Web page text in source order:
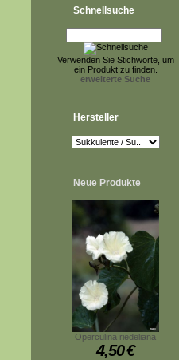
Schnellsuche
Verwenden Sie Stichworte, um
ein Produkt zu finden.
erweiterte Suche
Hersteller
Neue Produkte
Operculina riedeliana
4,50€